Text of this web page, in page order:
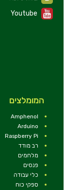
Youtube
המומלצים
Amphenol
Arduino
Raspberry Pi
רב מודד
מלחמים
פנסים
כלי עבודה
ספקי כוח